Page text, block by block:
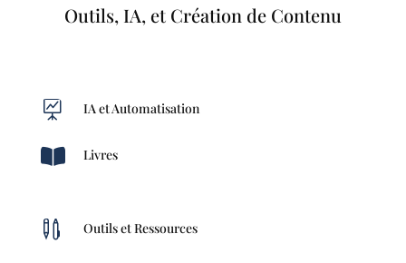
Outils, IA, et Création de Contenu
 IA et Automatisation
 Livres
 Outils et Ressources